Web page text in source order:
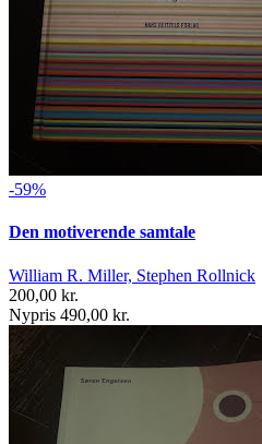
-59%
Den motiverende samtale
William R. Miller, Stephen Rollnick
200,00 kr.
Nypris 490,00 kr.